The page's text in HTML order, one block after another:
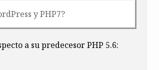
y PHP7?
a su predecesor PHP 5.6: